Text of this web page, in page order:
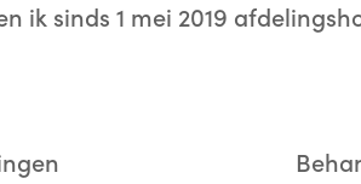
ik sinds 1 mei 2019